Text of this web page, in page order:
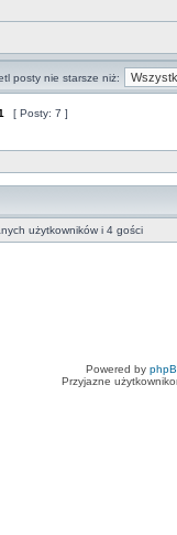
posty nie starsze niż:
[ Posty: 7 ]
użytkowników i 4 gości
Powered by
Przyjazne